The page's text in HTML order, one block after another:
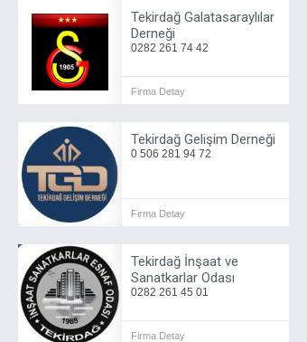
Tekirdağ Galatasaraylılar
Derneği
0282 261 74 42
Firma Detay
Tekirdağ Gelişim Derneği
0 506 281 94 72
Firma Detay
Tekirdağ İnşaat ve
Sanatkarlar Odası
0282 261 45 01
Firma Detay